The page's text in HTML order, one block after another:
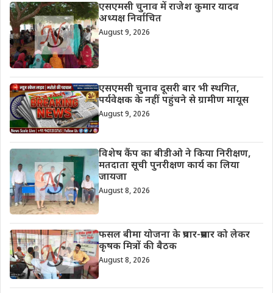
एसएमसी चुनाव में राजेश कुमार यादव
अध्यक्ष निर्वाचित
August 9, 2026
एसएमसी चुनाव दूसरी बार भी स्थगित,
पर्यवेक्षक के नहीं पहुंचने से ग्रामीण मायूस
August 9, 2026
विशेष कैंप का बीडीओ ने किया निरीक्षण,
मतदाता सूची पुनरीक्षण कार्य का लिया
जायजा
August 8, 2026
फसल बीमा योजना के प्रचार-प्रसार को लेकर
कृषक मित्रों की बैठक
August 8, 2026